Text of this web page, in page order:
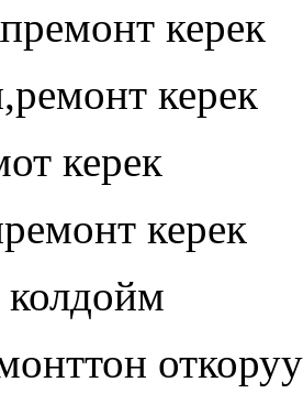
керек
керек
керек
керек